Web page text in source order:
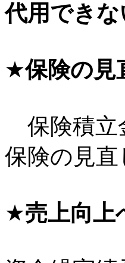
代用でき
★保険の
保険積立
保険の見直
★売上向